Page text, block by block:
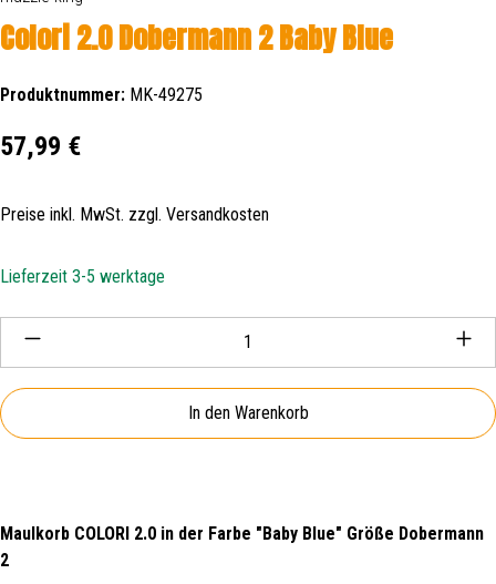
Colori 2.0 Dobermann 2 Baby Blue
Produktnummer: MK-49275
Regulärer Preis:
57,99 €
Preise inkl. MwSt. zzgl. Versandkosten
Lieferzeit 3-5 werktage
Produkt Anzahl: Gib den gewünschten Wert ein oder
In den Warenkorb
Maulkorb COLORI 2.0 in der Farbe "Baby Blue" Größe Dobermann
2